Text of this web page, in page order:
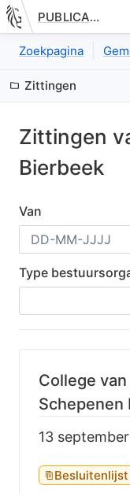
Nieuwe pagina: PUBLICATIE.GELINKT-NOTULEREN.VLAANDEREN.BE
Zoekpagina
Zittingen
Zittingen
Bierbeek
Van
Type
College
Schepenen
13
Besluitenlijst